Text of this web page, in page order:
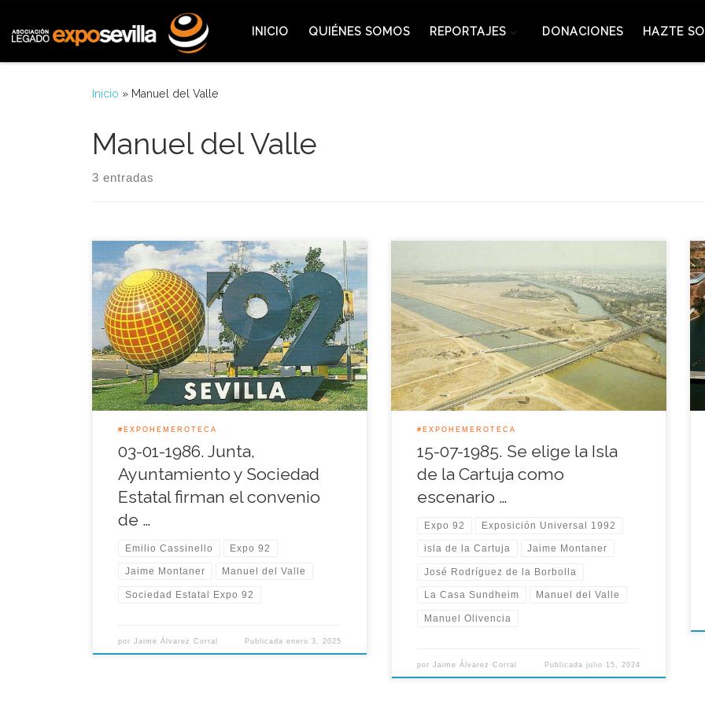
INICIO QUIÉNES SOMOS REPORTAJES DONACIONES HAZTE
Inicio » Manuel del Valle
Manuel del Valle
3 entradas
La cita tuvo lugar en la sede de la Oficina del
Comisario de la Expo 92, se trataba de un convenio
marco de colaboración entre la Junta de
Andalucía, la Sociedad Estatal para la Exposición
Universal y el Ayuntamiento de Sevilla, por el cual
se delimitaron las funciones de cada […]
#EXPOHEMEROTECA
03-01-1986. Junta,
Ayuntamiento y Sociedad
Estatal firman el convenio
de …
Emilio Cassinello Expo 92
Jaime Montaner Manuel del Valle
Sociedad Estatal Expo 92
porJaime Álvarez Corral Publicada enero 3, 2025
El presidente de la Comunidad Autónoma de
Andalucía, el Alcalde de Sevilla y el Comisario
General de la Exposición Universal de 1992
ratificaron aquella jornada la elección de la Isla de
la Cartuja como ubicación de la gran Muestra
Universal.
#EXPOHEMEROTECA
15-07-1985. Se elige la Isla
de la Cartuja como
escenario …
Expo 92 Exposición Universal 1992
isla de la Cartuja Jaime Montaner
José Rodríguez de la Borbolla
La Casa Sundheim Manuel del Valle
Manuel Olivencia
porJaime Álvarez Corral Publicada julio 15, 2024